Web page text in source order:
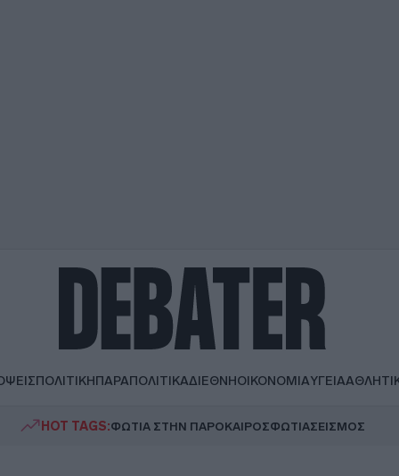
ΠΟΛΙΤΙΚΗΠΑΡΑΠΟΛΙΤΙΚΑΔΙΕΘΝΗΟΙΚΟΝΟΜΙΑΥΓΕΙΑ
HOT TAGS:ΦΩΤΙΑ ΣΤΗΝ ΠΑΡΟΚΑΙΡΟΣΦΩΤΙΑΣΕΙΣΜΟΣ